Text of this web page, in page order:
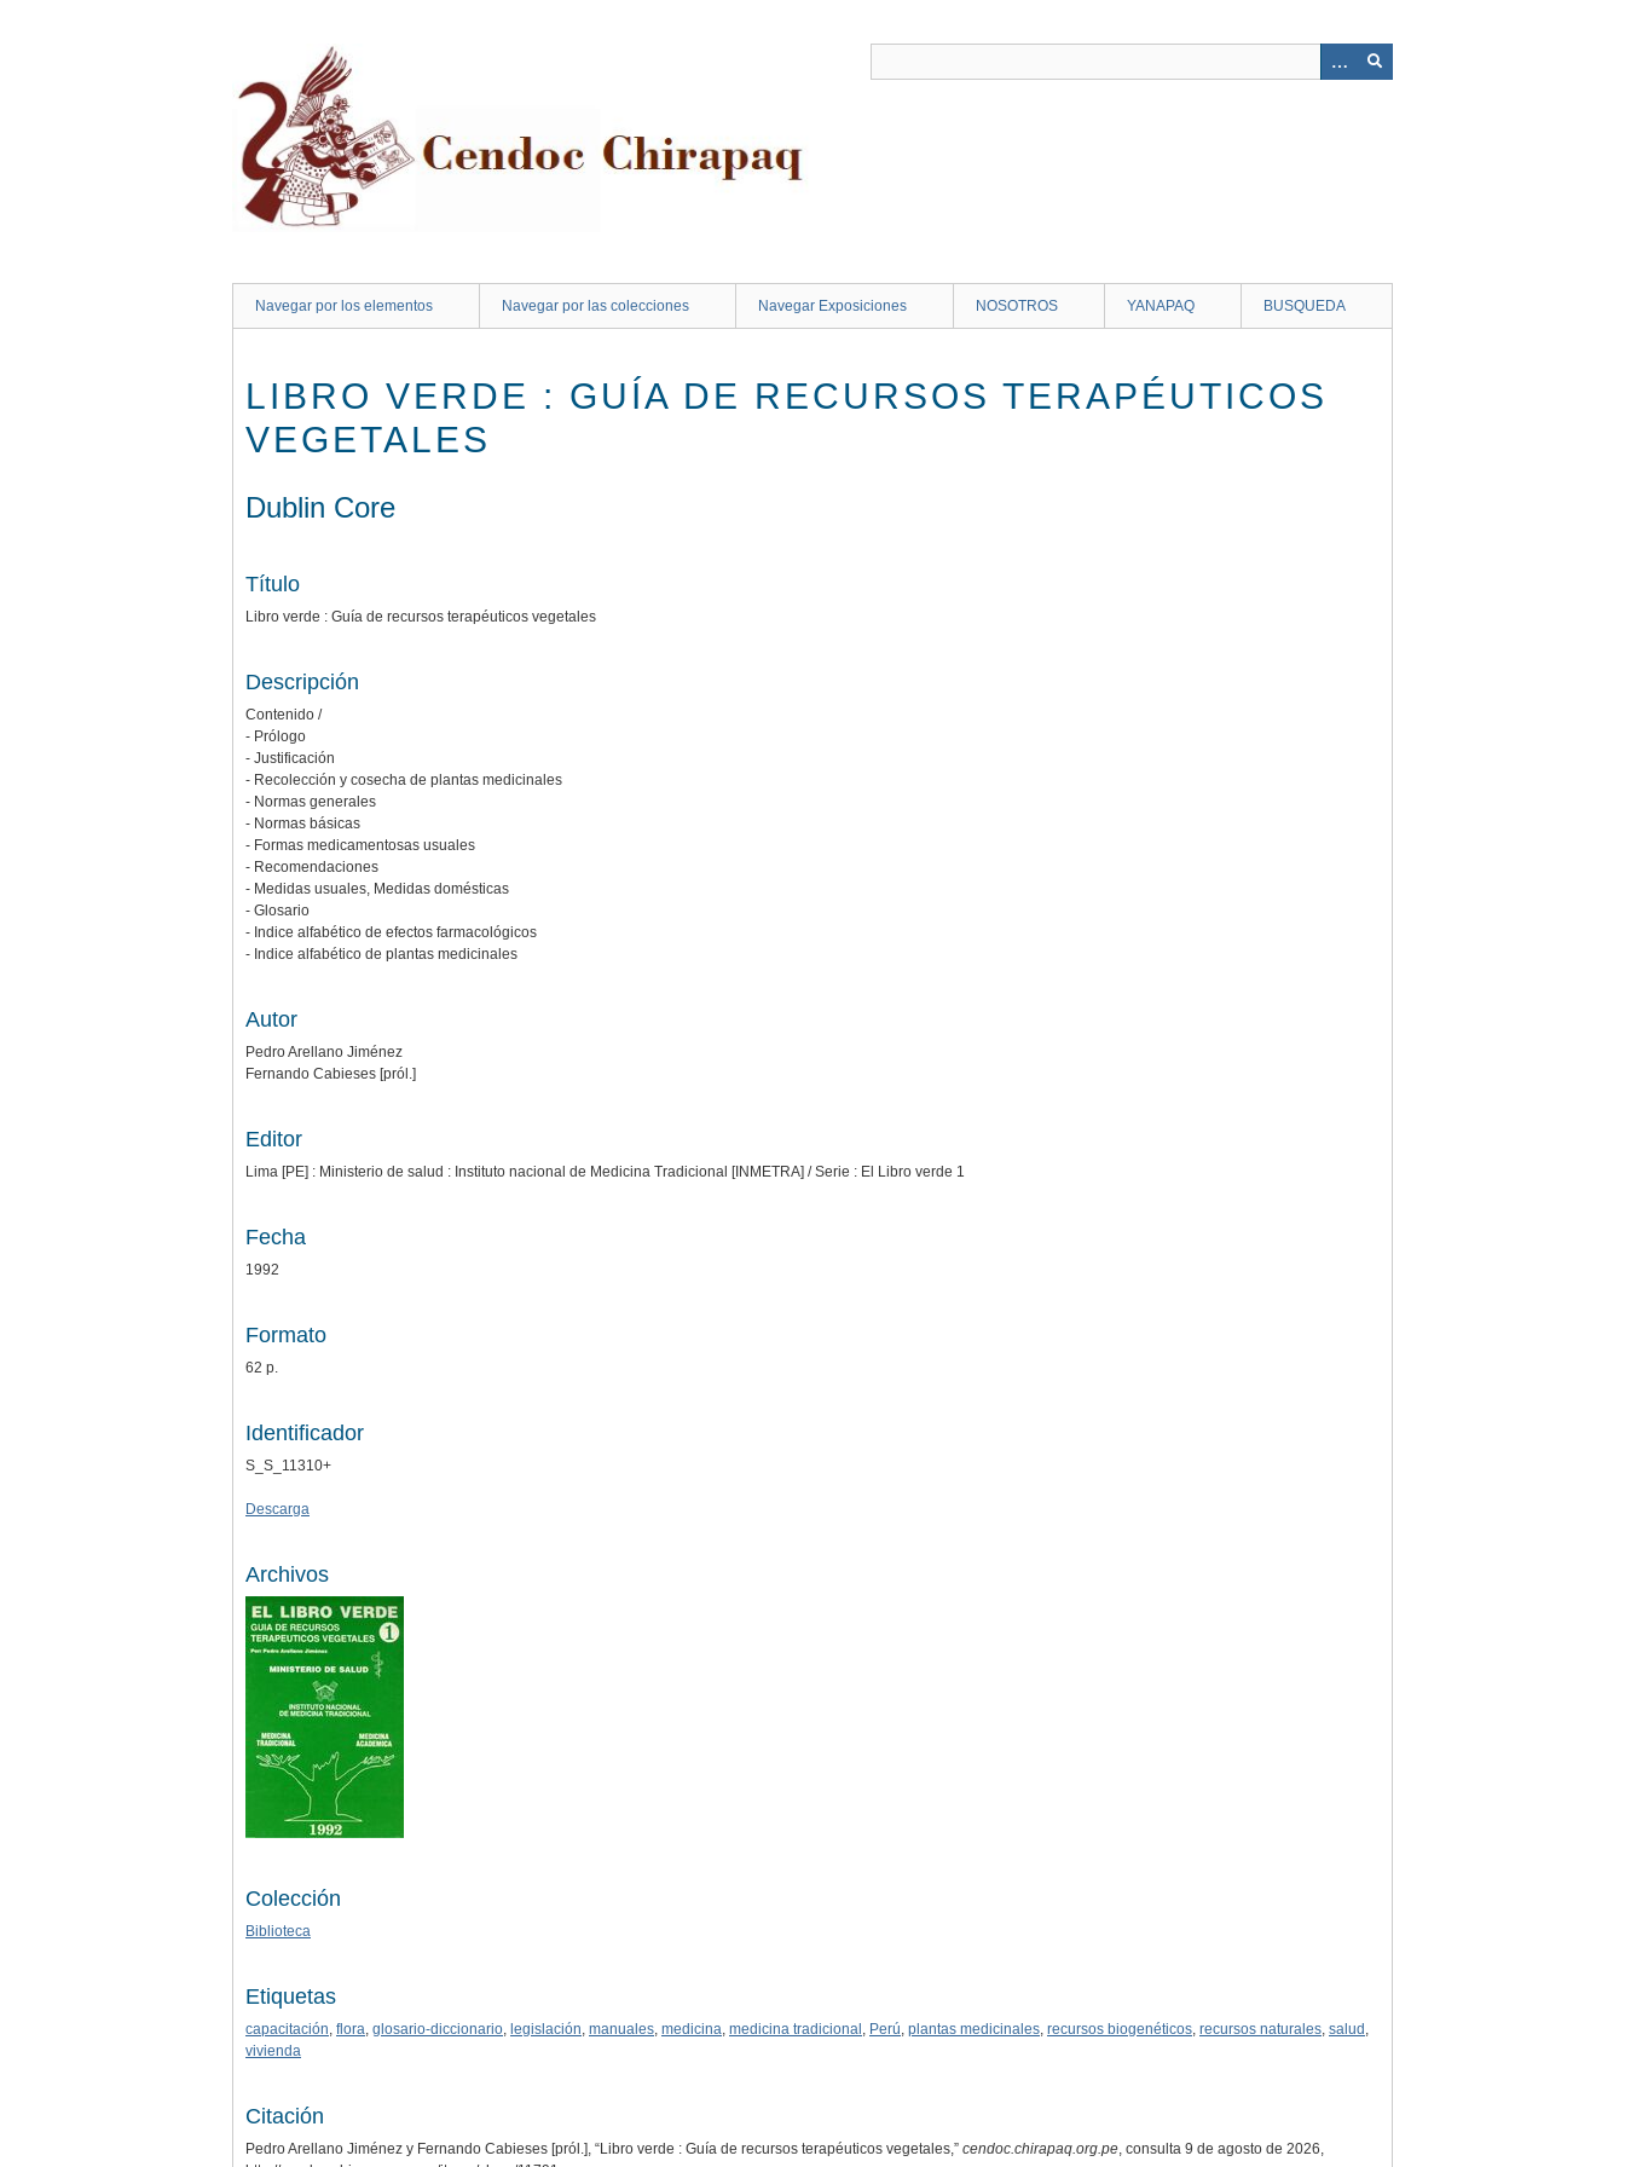
Navegar por los elementos Navegar por las colecciones Navegar Exposiciones NOSOTROS YANAPAQ BUSQUEDA
LIBRO VERDE : GUÍA DE RECURSOS TERAPÉUTICOS
VEGETALES
Dublin Core
Título
Libro verde : Guía de recursos terapéuticos vegetales
Descripción
Contenido /
- Prólogo
- Justificación
- Recolección y cosecha de plantas medicinales
- Normas generales
- Normas básicas
- Formas medicamentosas usuales
- Recomendaciones
- Medidas usuales, Medidas domésticas
- Glosario
- Indice alfabético de efectos farmacológicos
- Indice alfabético de plantas medicinales
Autor
Pedro Arellano Jiménez
Fernando Cabieses [pról.]
Editor
Lima [PE] : Ministerio de salud : Instituto nacional de Medicina Tradicional [INMETRA] / Serie : El Libro verde 1
Fecha
1992
Formato
62 p.
Identificador
S_S_11310+
Descarga
Archivos
Colección
Biblioteca
Etiquetas
capacitación flora glosario-diccionario legislación manuales medicina medicina tradicional Perú plantas medicinales recursos biogenéticos recursos naturales salud
vivienda
Citación
Pedro Arellano Jiménez y Fernando Cabieses [pról.], “Libro verde : Guía de recursos terapéuticos vegetales,” cendoc.chirapaq.org.pe , consulta 9 de agosto de 2026,